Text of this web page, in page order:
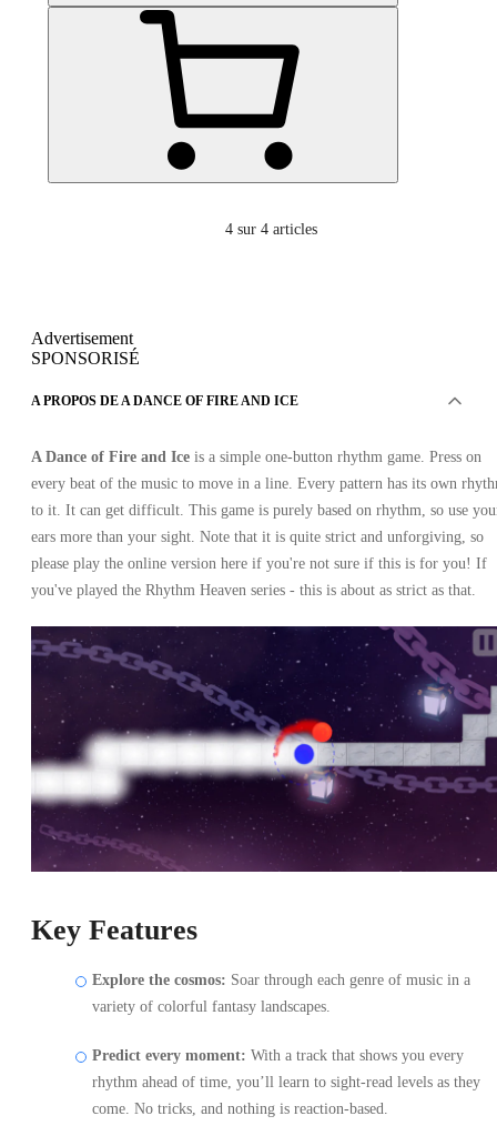
4 sur 4 articles
Advertisement
SPONSORISÉ
A PROPOS DE A DANCE OF FIRE AND ICE
A Dance of Fire and Ice is a simple one-button rhythm game. Press on
every beat of the music to move in a line. Every pattern has its own
to it. It can get difficult. This game is purely based on rhythm, so use
ears more than your sight. Note that it is quite strict and unforgiving, so
please play the online version here if you're not sure if this is for you! If
you've played the Rhythm Heaven series - this is about as strict as that.
Key Features
Explore the cosmos: Soar through each genre of music in a
variety of colorful fantasy landscapes.
Predict every moment: With a track that shows you every
rhythm ahead of time, you’ll learn to sight-read levels as they
come. No tricks, and nothing is reaction-based.